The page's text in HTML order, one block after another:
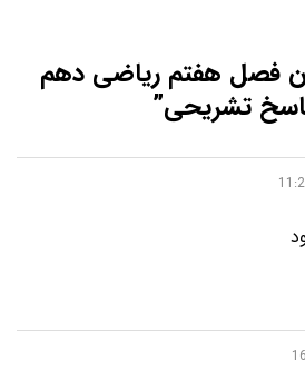
فصل هفتم ریاضی دهم
تشریحی”